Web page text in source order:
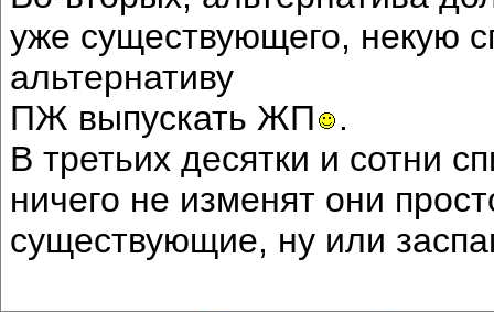
уже существующего, некую
альтернативу
ПЖ выпускать ЖП
.
В третьих десятки и сотни
ничего не изменят они
существующие, ну или